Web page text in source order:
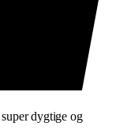
dygtige og